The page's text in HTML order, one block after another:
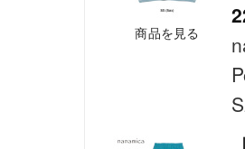
商品を見る